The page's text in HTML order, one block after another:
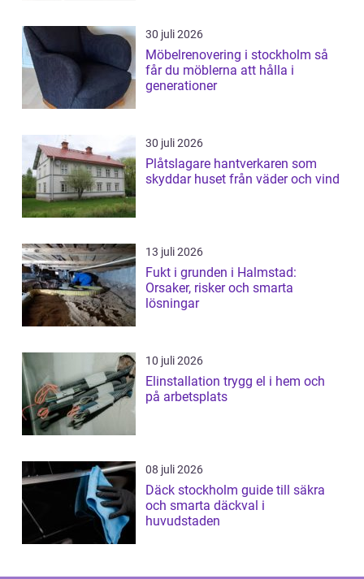
30 juli 2026
Möbelrenovering i stockholm så
får du möblerna att hålla i
generationer
30 juli 2026
Plåtslagare hantverkaren som
skyddar huset från väder och vind
13 juli 2026
Fukt i grunden i Halmstad:
Orsaker, risker och smarta
lösningar
10 juli 2026
Elinstallation trygg el i hem och
på arbetsplats
08 juli 2026
Däck stockholm guide till säkra
och smarta däckval i
huvudstaden